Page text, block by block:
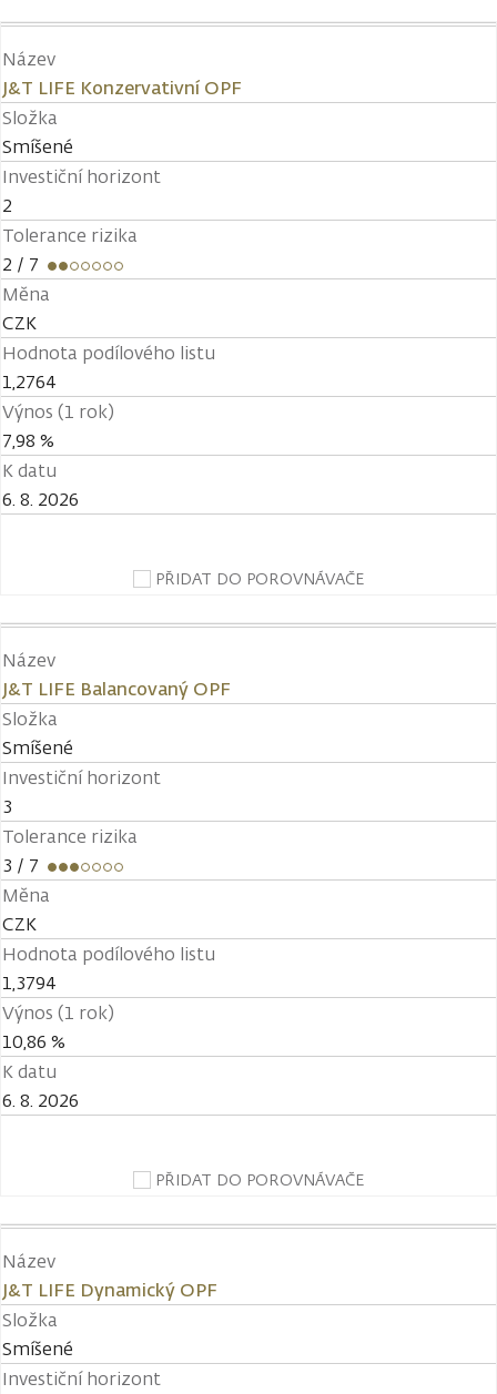
Název
J&T LIFE Konzervativní OPF
Složka
Smíšené
Investiční horizont
2
Tolerance rizika
2 / 7
Měna
CZK
Hodnota podílového listu
1,2764
Výnos (1 rok)
7,98 %
K datu
6. 8. 2026
PŘIDAT DO POROVNÁVAČE
Název
J&T LIFE Balancovaný OPF
Složka
Smíšené
Investiční horizont
3
Tolerance rizika
3 / 7
Měna
CZK
Hodnota podílového listu
1,3794
Výnos (1 rok)
10,86 %
K datu
6. 8. 2026
PŘIDAT DO POROVNÁVAČE
Název
J&T LIFE Dynamický OPF
Složka
Smíšené
Investiční horizont